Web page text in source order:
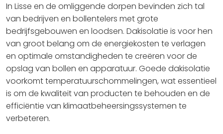
In Lisse en de omliggende dorpen bevinden zich tal
van bedrijven en bollentelers met grote
bedrijfsgebouwen en loodsen. Dakisolatie is voor hen
van groot belang om de energiekosten te verlagen
en optimale omstandigheden te creëren voor de
opslag van bollen en apparatuur. Goede dakisolatie
voorkomt temperatuurschommelingen, wat essentieel
is om de kwaliteit van producten te behouden en de
efficiëntie van klimaatbeheersingssystemen te
verbeteren.